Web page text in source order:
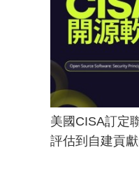
美國CISA訂定
評估到自建貢